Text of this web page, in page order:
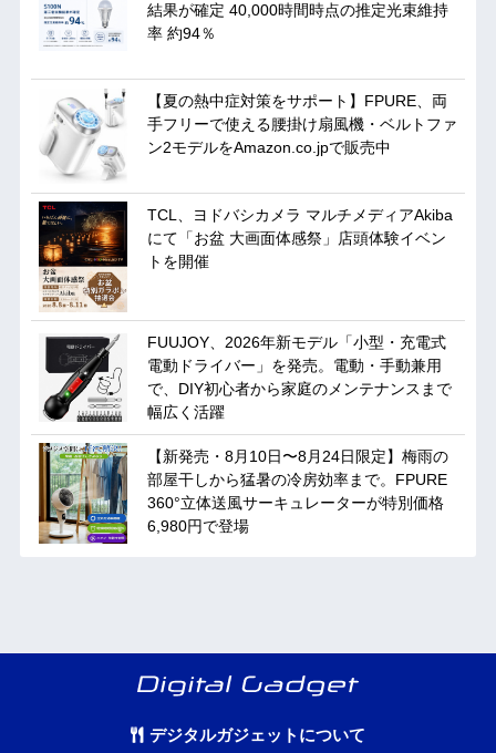
結果が確定 40,000時間時点の推定光束維持
率 約94％
【夏の熱中症対策をサポート】FPURE、両
手フリーで使える腰掛け扇風機・ベルトファ
ン2モデルをAmazon.co.jpで販売中
TCL、ヨドバシカメラ マルチメディアAkiba
にて「お盆 大画面体感祭」店頭体験イベン
トを開催
FUUJOY、2026年新モデル「小型・充電式
電動ドライバー」を発売。電動・手動兼用
で、DIY初心者から家庭のメンテナンスまで
幅広く活躍
【新発売・8月10日〜8月24日限定】梅雨の
部屋干しから猛暑の冷房効率まで。FPURE
360°立体送風サーキュレーターが特別価格
6,980円で登場
デジタルガジェットについて